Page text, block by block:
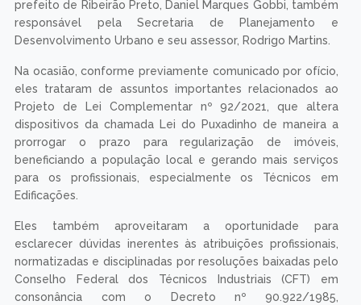
prefeito de Ribeirão Preto, Daniel Marques Gobbi, também
responsável pela Secretaria de Planejamento e
Desenvolvimento Urbano e seu assessor, Rodrigo Martins.
Na ocasião, conforme previamente comunicado por ofício,
eles trataram de assuntos importantes relacionados ao
Projeto de Lei Complementar nº 92/2021, que altera
dispositivos da chamada Lei do Puxadinho de maneira a
prorrogar o prazo para regularização de imóveis,
beneficiando a população local e gerando mais serviços
para os profissionais, especialmente os Técnicos em
Edificações.
Eles também aproveitaram a oportunidade para
esclarecer dúvidas inerentes às atribuições profissionais,
normatizadas e disciplinadas por resoluções baixadas pelo
Conselho Federal dos Técnicos Industriais (CFT) em
consonância com o Decreto nº 90.922/1985,